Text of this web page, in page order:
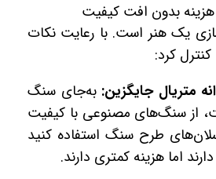
بدون افت کیفیت
یک هنر است. با رعایت نکات
کنترل کرد:
متریال جایگزین: به‌جای سنگ
از سنگ‌های مصنوعی با کیفیت
طرح سنگ استفاده کنید
اما هزینه کمتری دارند.